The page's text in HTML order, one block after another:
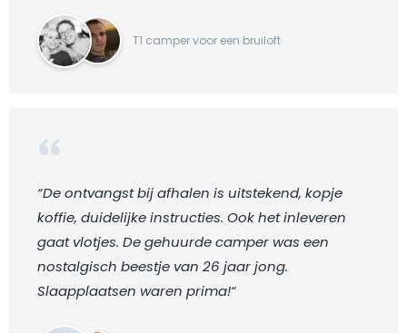
T1 camper voor een bruiloft
“De ontvangst bij afhalen is uitstekend, kopje
koffie, duidelijke instructies. Ook het inleveren
gaat vlotjes. De gehuurde camper was een
nostalgisch beestje van 26 jaar jong.
Slaapplaatsen waren prima!“